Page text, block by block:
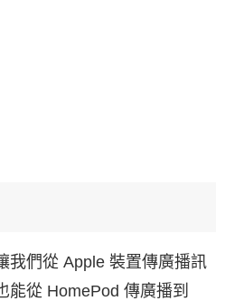
我們從 Apple 裝置傳廣播訊
能從 HomePod 傳廣播到